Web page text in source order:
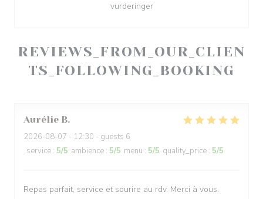
REVIEWS_FROM_OUR_CLIEN
TS_FOLLOWING_BOOKING
Aurélie B
2026-08-07 - 12:30 - guests 6
service : 5/5 ambience : 5/5 menu : 5/5 quality_price : 5/5
Repas parfait, service et sourire au rdv. Merci à vous.
vurderinger